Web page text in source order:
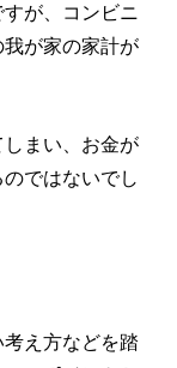
が、コンビニ
が家の家計が
まい、お金が
ではないでし
え方などを踏